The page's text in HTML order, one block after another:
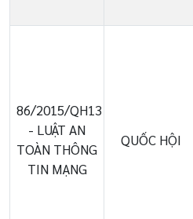
86/2015/QH13
- LUẬT AN
TOÀN THÔNG
TIN MẠNG
QUỐC HỘI